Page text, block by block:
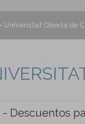
Universitat Oberta de
- Descuentos